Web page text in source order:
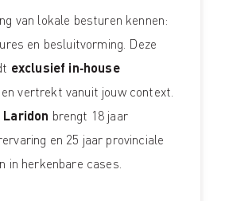
van lokale besturen kennen:
en besluitvorming. Deze
exclusief in‑house
en vertrekt vanuit jouw context.
Laridon brengt 18 jaar
en 25 jaar provinciale
in herkenbare cases.